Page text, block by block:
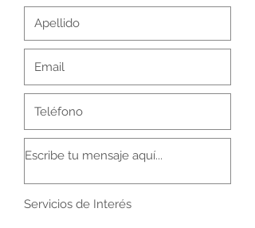
Servicios de InterésR